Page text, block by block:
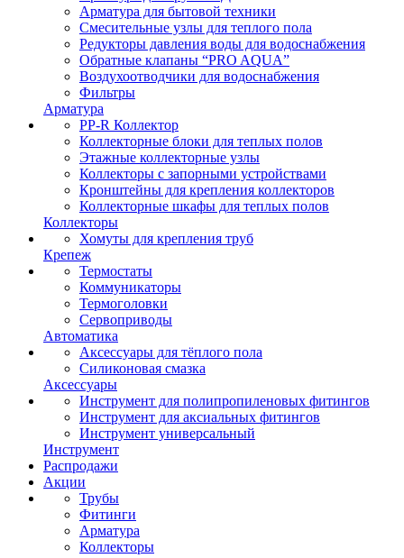
Арматура для бытовой техники
Смесительные узлы для теплого пола
Редукторы давления воды для водоснабжения
Обратные клапаны “PRO AQUA”
Воздухоотводчики для водоснабжения
Фильтры
Арматура
PP-R Коллектор
Коллекторные блоки для теплых полов
Этажные коллекторные узлы
Коллекторы с запорными устройствами
Кронштейны для крепления коллекторов
Коллекторные шкафы для теплых полов
Коллекторы
Хомуты для крепления труб
Крепеж
Термостаты
Коммуникаторы
Термоголовки
Сервоприводы
Автоматика
Аксессуары для тёплого пола
Силиконовая смазка
Аксессуары
Инструмент для полипропиленовых фитингов
Инструмент для аксиальных фитингов
Инструмент универсальный
Инструмент
Распродажи
Акции
Трубы
Фитинги
Арматура
Коллекторы